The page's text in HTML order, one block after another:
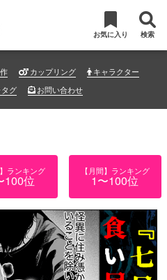
お気に入り 検索
カップリング
キャラクター
タグ お問い合わせ
】ランキング
100位
【月間】ランキング
1〜100位